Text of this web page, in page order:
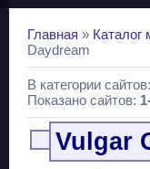
Главная » Каталог
Daydream
В категории сайтов:
Показано сайтов:
Vulgar